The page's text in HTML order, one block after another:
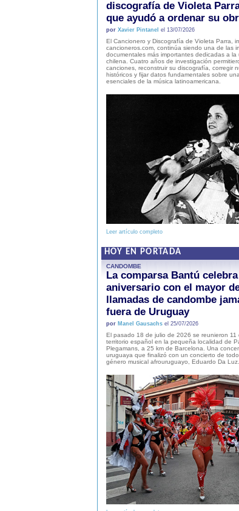
discografía de Violeta
que ayudó a ordenar su
por Xavier Pintanel el 13/07/2026
El Cancionero y Discografía de Violeta Parra,
cancioneros.com, continúa siendo una de las
documentales más importantes dedicadas a la
chilena. Cuatro años de investigación
canciones, reconstruir su discografía, corregir
históricos y fijar datos fundamentales sobre
esenciales de la música latinoamericana.
Leer artículo completo
HOY EN PORTADA
CANDOMBE
La comparsa Bantú celebra
aniversario con el mayor
llamadas de candombe
fuera de Uruguay
por Manel Gausachsel 25/07/2026
El pasado 18 de julio de 2026 se reunieron 11
territorio español en la pequeña localidad de
Plegamans, a 25 km de Barcelona. Una
uruguaya que finalizó con un concierto de
género musical afrouruguayo, Eduardo Da Luz.